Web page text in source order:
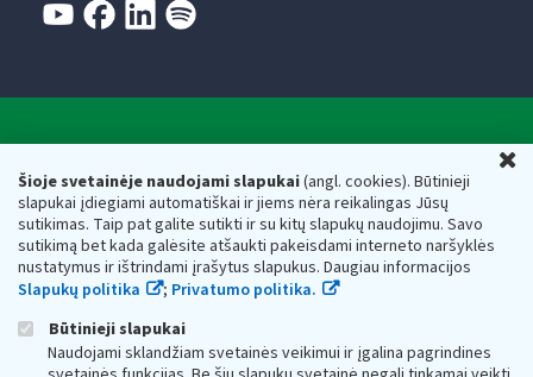
Šioje svetainėje naudojami slapukai(angl. cookies). Būtinieji
slapukai įdiegiami automatiškai ir jiems nėra reikalingas Jūsų
sutikimas. Taip pat galite sutikti ir su kitų slapukų naudojimu. Savo
sutikimą bet kada galėsite atšaukti pakeisdami interneto naršyklės
nustatymus ir ištrindami įrašytus slapukus. Daugiau informacijos
Slapukų politika
; Privatumo politika.
Būtinieji slapukai
Naudojami sklandžiam svetainės veikimui ir įgalina pagrindines
Respublikos finansų ministerijos
Biudžetinė įstaiga. Juridinio asmens kodas — 188659752,
adresas: Vasario 16-osios g. 14, 01107 Vilnius, Lietuva, el.paštas:
vmi@vmi.lt, E. pristatymo dėžutės adresas 188659752
Duomenys apie Valstybinę mokesčių inspekciją prie Lietuvos
Respublikos finansų ministerijos kaupiami ir saugomi Juridinių